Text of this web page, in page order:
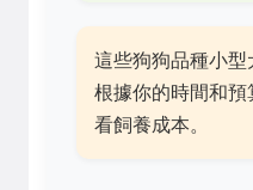
這些狗狗品種小
根據你的時間和
看飼養成本。